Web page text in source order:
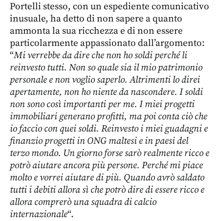
Portelli stesso, con un espediente comunicativo
inusuale, ha detto di non sapere a quanto
ammonta la sua ricchezza e di non essere
particolarmente appassionato dall’argomento:
“Mi verrebbe da dire che non ho soldi perché li
reinvesto tutti. Non so quale sia il mio patrimonio
personale e non voglio saperlo. Altrimenti lo direi
apertamente, non ho niente da nascondere. I soldi
non sono così importanti per me. I miei progetti
immobiliari generano profitti, ma poi conta ciò che
io faccio con quei soldi. Reinvesto i miei guadagni e
finanzio progetti in ONG maltesi e in paesi del
terzo mondo. Un giorno forse sarò realmente ricco e
potrò aiutare ancora più persone. Perché mi piace
molto e vorrei aiutare di più. Quando avrò saldato
tutti i debiti allora sì che potrò dire di essere ricco e
allora comprerò una squadra di calcio
internazionale“.